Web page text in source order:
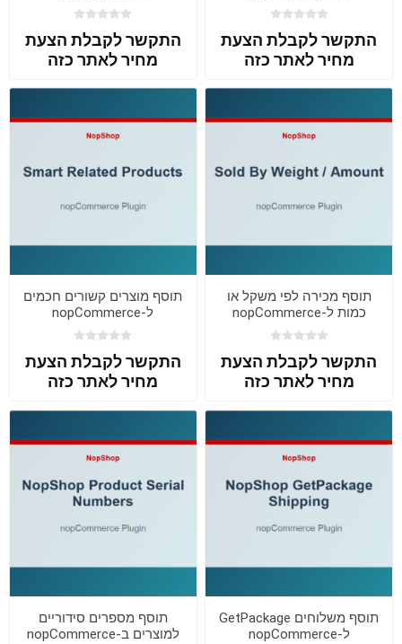
התקשר לקבלת הצעת
מחיר לאתר כזה
התקשר לקבלת הצעת
מחיר לאתר כזה
תוסף מכירה לפי משקל או
כמות ל-nopCommerce
התקשר לקבלת הצעת
מחיר לאתר כזה
תוסף מוצרים קשורים חכמים
ל-nopCommerce
התקשר לקבלת הצעת
מחיר לאתר כזה
תוסף משלוחים GetPackage
ל-nopCommerce
תוסף מספרים סידוריים
למוצרים ב-nopCommerce